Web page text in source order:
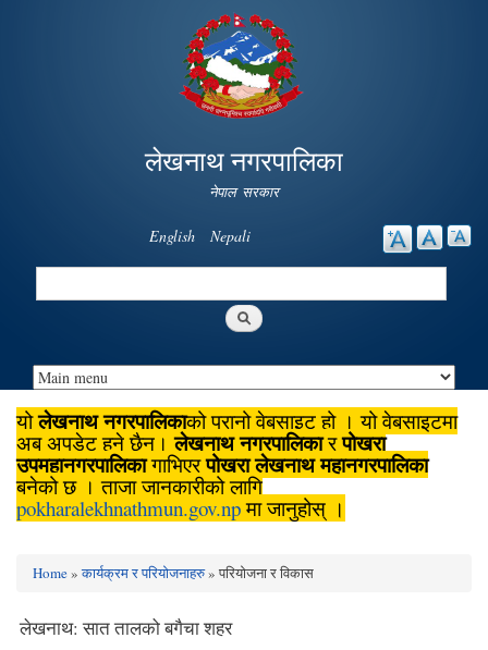
main
content
लेखनाथ नगरपालिका
नेपाल सरकार
English Nepali
Search
योलेखनाथ नगरपालिकाको पुरानो वेबसाइट हो । यो वेबसाइटमा
अब अपडेट हुने छैन।लेखनाथ नगरपालिकारपोखरा
उपमहानगरपालिकागाभिएरपोखरा लेखनाथ महानगरपालिका
बनेको छ । ताजा जानकारीको लागि
pokharalekhnathmun.gov.npमा जानुहोस् ।
You are here
Home»कार्यक्रम र परियोजनाहरु» परियाेजना र विकास
सात तालको बगैचा शहर